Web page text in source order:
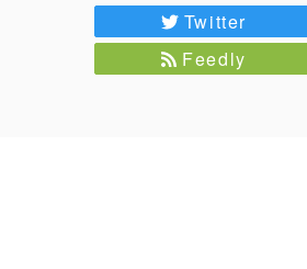
Twitter
Feedly